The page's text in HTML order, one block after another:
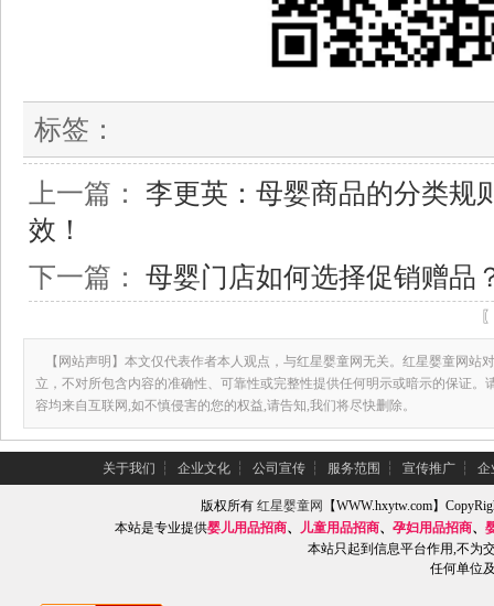
标签：
上一篇： 李更英：母婴商品的分类规
效！
下一篇： 母婴门店如何选择促销赠品
【网站声明】本文仅代表作者本人观点，与红星婴童网无关。红星婴童网站
立，不对所包含内容的准确性、可靠性或完整性提供任何明示或暗示的保证。
容均来自互联网,如不慎侵害的您的权益,请告知,我们将尽快删除。
关于我们 ┆ 企业文化 ┆ 公司宣传 ┆ 服务范围 ┆ 宣传推广 ┆ 企
版权所有红星婴童网
【WWW.hxytw.com】
本站是专业提供婴儿用品招商、 儿童用品招商、 孕妇用品招商、
本站只起到信息平台作用,不为
任何单位